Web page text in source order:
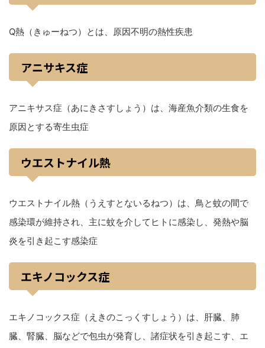
Q熱（きゅーねつ）とは、原因不明の熱性疾患
アニサキス症
アニキサス症（あにきさすしょう）は、海産魚介類の生食を
原因とする寄生虫症
ウエストナイル熱
ウエストナイル熱（うえすとないるねつ）は、鳥と蚊の間で
感染環が維持され、主に蚊を介してヒトに感染し、発熱や脳
炎を引き起こす感染症
エキノコックス症
エキノコックス症（えきのこっくすしょう）は、肝臓、肺
臓、腎臓、脳などで包虫が発育し、諸症状を引き起こす、エ